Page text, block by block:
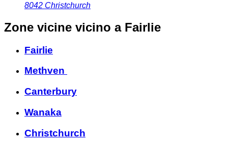
8042 Christchurch
Zone vicine vicino a Fairlie
Fairlie
Methven
Canterbury
Wanaka
Christchurch